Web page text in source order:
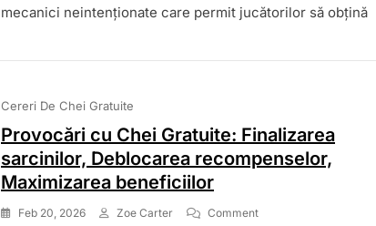
Gratuite:
Mecanisme
mecanici neintenționate care permit jucătorilor să obțină
Cereri De Chei Gratuite
Provocări cu Chei Gratuite: Finalizarea
sarcinilor, Deblocarea recompenselor,
Maximizarea beneficiilor
Feb 20, 2026 Zoe Carter CommentOn